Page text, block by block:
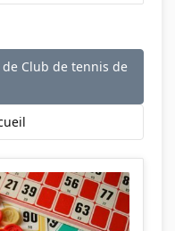
Club de tennis de